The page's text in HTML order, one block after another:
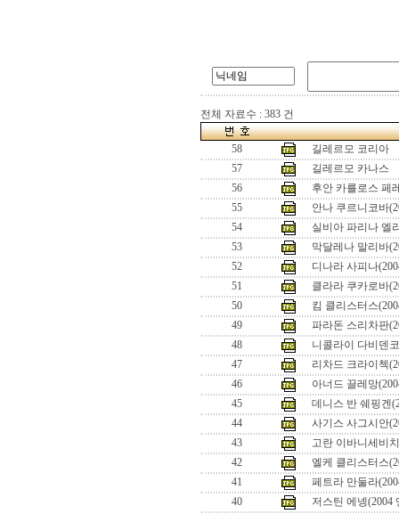
전체 자료수 : 383 건
58
길레르모 코리아
57
길레르모 카나스
56
후안 카를로스 페
55
안나 쿠르니코바
54
실비아 파리나 엘
53
막달레나 말리바
52
디나라 사피나
51
클라라 쿠카로바
50
킴 클리스터스
49
파라돈 스리차판
48
니콜라이 다비덴
47
리차드 크라이첵
46
아너드 끌레망
45
데니스 반 쉐핑겐
44
사기스 사그시안
43
고란 이바니세비
42
엘케 클리스터스
41
페트라 만둘라
40
저스틴 에넹(2004